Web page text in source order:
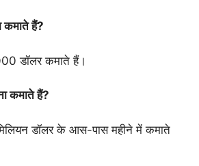
कमाते हैं?
डॉलर कमाते हैं।
कमाते हैं?
डॉलर के आस-पास महीने में कमाते